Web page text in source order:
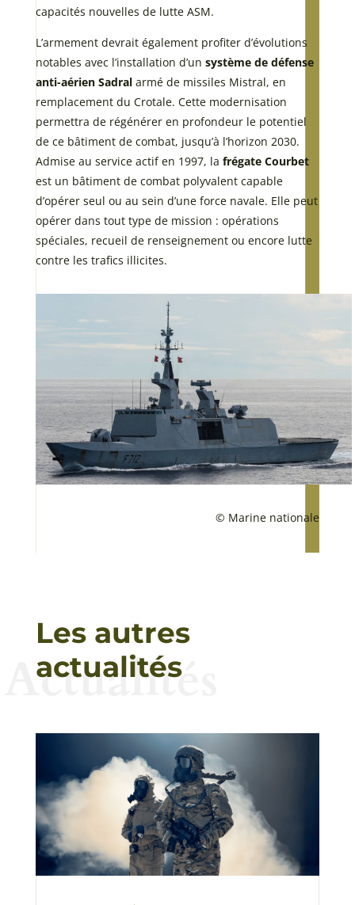
capacités nouvelles de lutte ASM.
L’armement devrait également profiter d’évolutions
notables avec l’installation d’un système de défense
anti-aérien Sadralarmé de missiles Mistral, en
remplacement du Crotale. Cette modernisation
permettra de régénérer en profondeur le potentiel
de ce bâtiment de combat, jusqu’à l’horizon 2030.
Admise au service actif en 1997, la frégate Courbet
est un bâtiment de combat polyvalent capable
d’opérer seul ou au sein d’une force navale. Elle peut
opérer dans tout type de mission : opérations
spéciales, recueil de renseignement ou encore lutte
contre les trafics illicites.
© Marine nationale
Les autres
actualités
Actualités